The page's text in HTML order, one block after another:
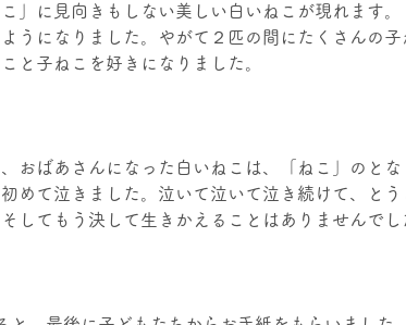
」に見向きもしない美しい白いねこが現れます
うになりました。やがて２匹の間にたくさんの
と子ねこを好きになりました。
おばあさんになった白いねこは、「ねこ」のと
めて泣きました。泣いて泣いて泣き続けて、と
してもう決して生きかえることはありませんでし